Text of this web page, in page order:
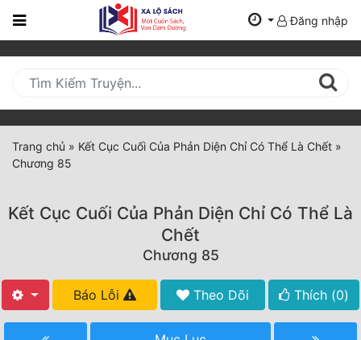
Trang
Mới
Cập
Nhật
(current)
Thể Loại
Truyện Mới Ra
Hoàn Thành
Đăng nhập
Trang chủ » Kết Cục Cuối Của Phản Diện Chỉ Có Thể Là Chết »
Chương 85
Kết Cục Cuối Của Phản Diện Chỉ Có Thể Là
Chết
Chương 85
Báo Lỗi Theo Dõi Thích (0)